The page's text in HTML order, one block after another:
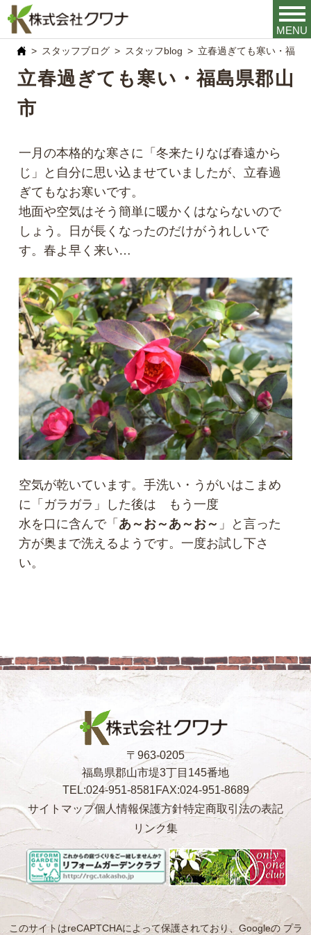
MENU
スタッフブログ スタッフblog 立春過ぎても寒い・福島
立春過ぎても寒い・福島県郡山
市
一月の本格的な寒さに「冬来たりなば春遠から
じ」と自分に思い込ませていましたが、立春過
ぎてもなお寒いです。
地面や空気はそう簡単に暖かくはならないので
しょう。日が長くなったのだけがうれしいで
す。春よ早く来い…
空気が乾いています。手洗い・うがいはこまめ
に「ガラガラ」した後は もう一度
水を口に含んで「 あ～お～あ～お～ 」と言った
方が奥まで洗えるようです。一度お試し下さ
い。
〒963-0205
福島県郡山市堤3丁目145番地
TEL:024-951-8581FAX:024-951-8689
サイトマップ個人情報保護方針特定商取引法の表記
リンク集
このサイトはreCAPTCHAによって保護されており、Googleの プラ